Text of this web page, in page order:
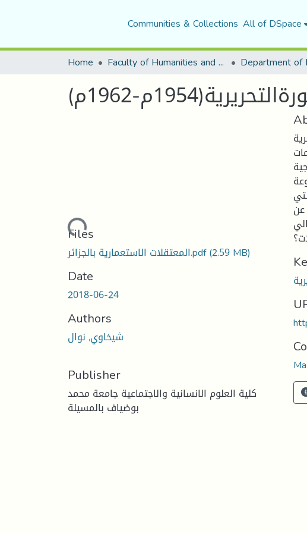
Communities & Collections All of DSpace
Home Faculty of Humanities and Social Sciences Department of
1962م)
Loading...
Files
المعتقلات الاستعمارية بالجزائر.pdf(2.59 MB)
Date
2018-06-24
Authors
شيخاوي, نوال
Publisher
كلية العلوم الانسانية والاجتماعية جامعة محمد
بوضياف بالمسيلة
عن